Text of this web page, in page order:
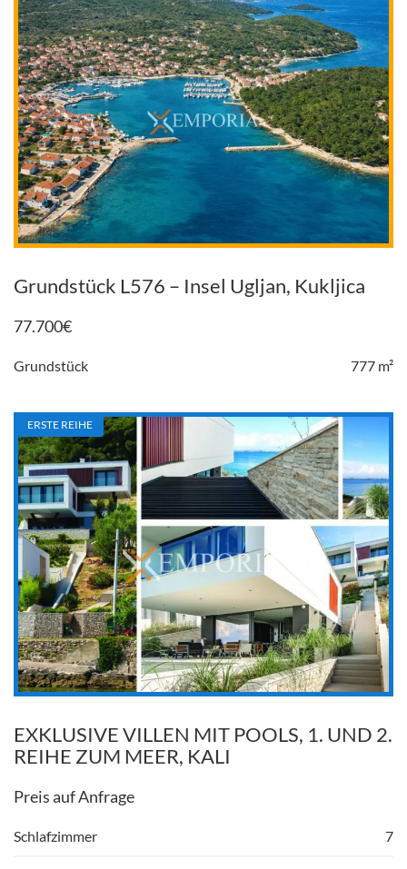
Grundstück L576 – Insel Ugljan, Kukljica
77.700€
Grundstück 777 m²
ERSTE REIHE
EXKLUSIVE VILLEN MIT POOLS, 1. UND 2.
REIHE ZUM MEER, KALI
Preis auf Anfrage
Schlafzimmer 7